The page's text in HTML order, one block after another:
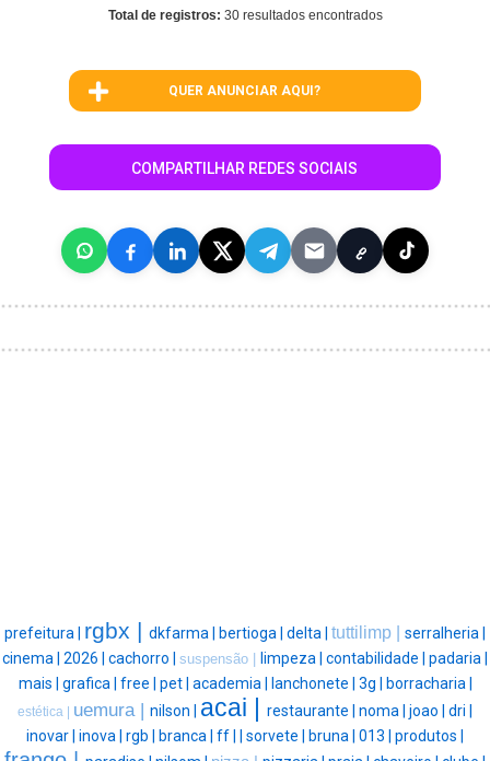
Total de registros: 30 resultados encontrados
QUER ANUNCIAR AQUI?
COMPARTILHAR REDES SOCIAIS
prefeitura | rgbx | dkfarma | bertioga | delta | tuttilimp | serralheria |
cinema | 2026 | cachorro | suspensão | limpeza | contabilidade | padaria |
mais | grafica | free | pet | academia | lanchonete | 3g | borracharia |
estética | uemura | nilson | acai | restaurante | noma | joao | dri |
inovar | inova | rgb | branca | ff | sorvete | bruna | 013 | produtos |